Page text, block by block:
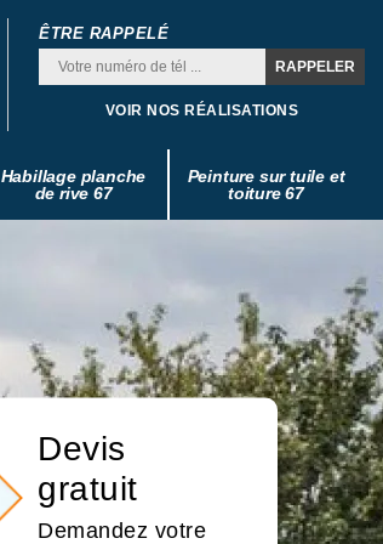
ÊTRE RAPPELÉ
VOIR NOS RÉALISATIONS
Habillage planche
de rive 67
Peinture sur tuile et
toiture 67
Devis
gratuit
Demandez votre